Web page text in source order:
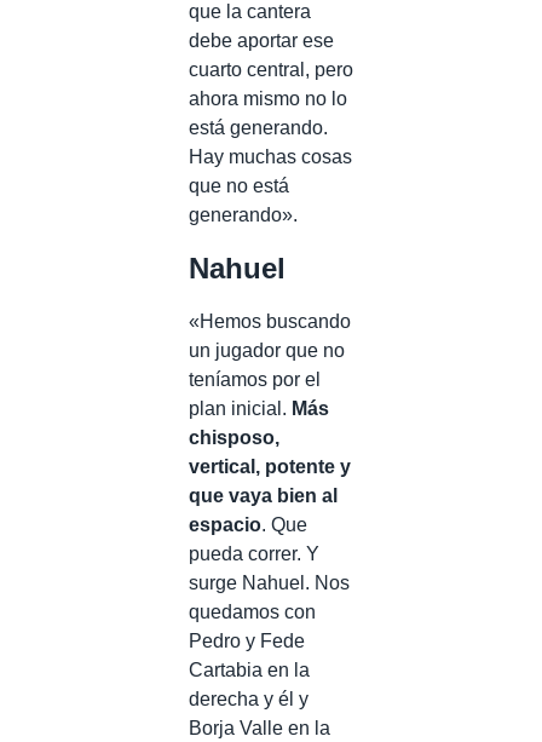
que la cantera
debe aportar ese
cuarto central, pero
ahora mismo no lo
está generando.
Hay muchas cosas
que no está
generando».
Nahuel
«Hemos buscando
un jugador que no
teníamos por el
plan inicial. Más
chisposo,
vertical, potente y
que vaya bien al
espacio. Que
pueda correr. Y
surge Nahuel. Nos
quedamos con
Pedro y Fede
Cartabia en la
derecha y él y
Borja Valle en la